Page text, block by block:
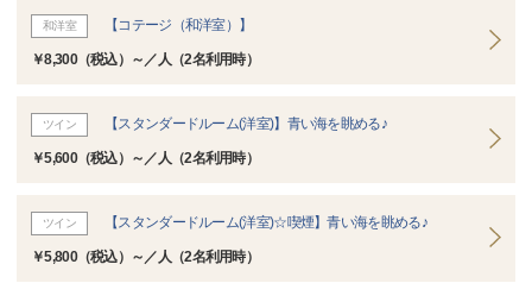
和洋室 【コテージ（和洋室）】
￥8,300（税込）～／人（2名利用時）
ツイン 【スタンダードルーム(洋室)】青い海を眺める♪
￥5,600（税込）～／人（2名利用時）
ツイン 【スタンダードルーム(洋室)☆喫煙】青い海を眺める♪
￥5,800（税込）～／人（2名利用時）